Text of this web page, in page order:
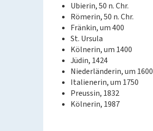
Ubierin, 50 n. Chr.
Römerin, 50 n. Chr.
Fränkin, um 400
St. Ursula
Kölnerin, um 1400
Jüdin, 1424
Niederländerin, um 1600
Italienerin, um 1750
Preussin, 1832
Kölnerin, 1987